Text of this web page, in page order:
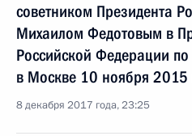
советником Президента
Михаилом Федотовым в
Российской Федерации
в Москве 10 ноября 2015
8 декабря 2017 года, 23:25